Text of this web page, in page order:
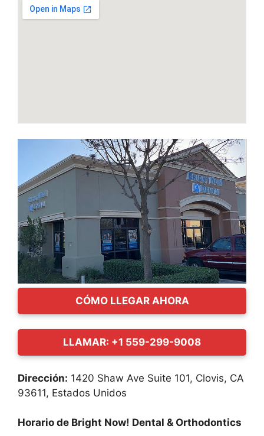
CÓMO LLEGAR AHORA
LLAMAR: +1 559-299-9008
Dirección: 1420 Shaw Ave Suite 101, Clovis, CA
93611, Estados Unidos
Horario de Bright Now! Dental & Orthodontics